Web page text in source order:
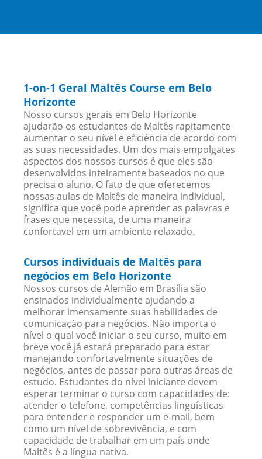
1-on-1 Geral Maltês Course em Belo
Horizonte
Nosso cursos gerais em Belo Horizonte
ajudarão os estudantes de Maltês rapitamente
aumentar o seu nível e eficiência de acordo com
as suas necessidades. Um dos mais empolgates
aspectos dos nossos cursos é que eles são
desenvolvidos inteiramente baseados no que
precisa o aluno. O fato de que oferecemos
nossas aulas de Maltês de maneira individual,
significa que você pode aprender as palavras e
frases que necessita, de uma maneira
confortavel em um ambiente relaxado.
Cursos individuais de Maltês para
negócios em Belo Horizonte
Nossos cursos de Alemão em Brasília são
ensinados individualmente ajudando a
melhorar imensamente suas habilidades de
comunicação para negócios. Não importa o
nível o qual você iniciar o seu curso, muito em
breve você já estará preparado para estar
manejando confortavelmente situações de
negócios, antes de passar para outras áreas de
estudo. Estudantes do nível iniciante devem
esperar terminar o curso com capacidades de:
atender o telefone, competências linguísticas
para entender e responder um e-mail, bem
como um nível de sobrevivência, e com
capacidade de trabalhar em um país onde
Maltês é a língua nativa.